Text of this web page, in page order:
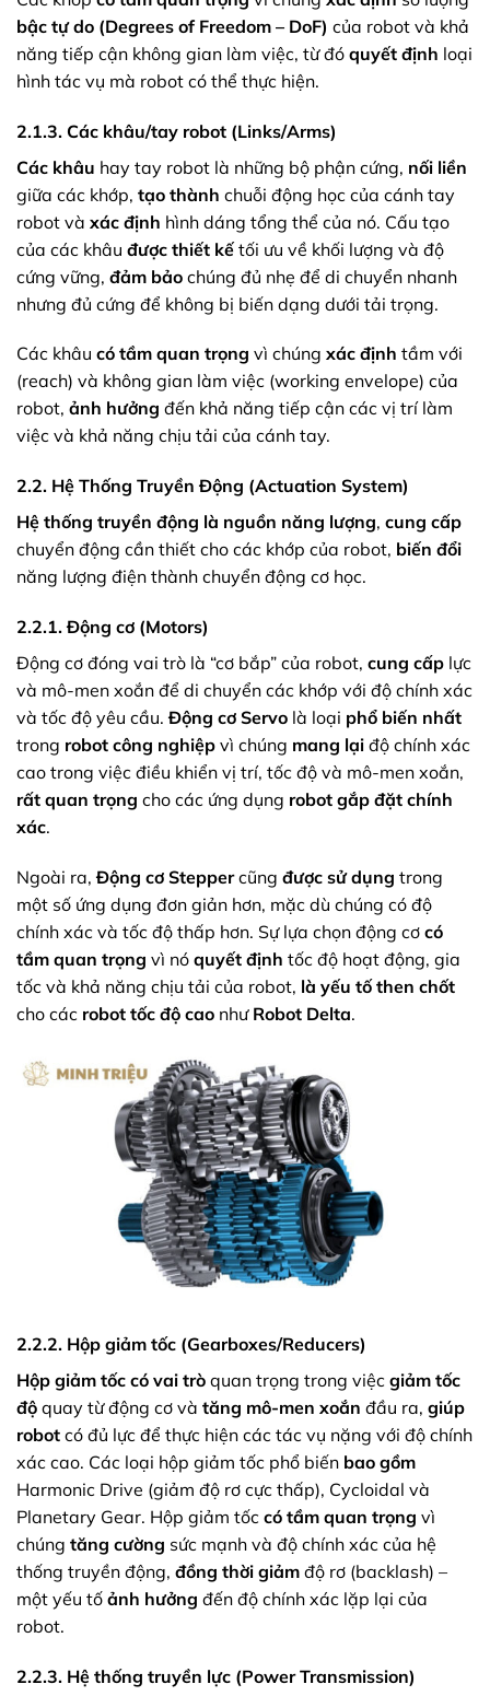
bậc tự do (Degrees of Freedom – DoF) của robot và khả
năng tiếp cận không gian làm việc, từ đó quyết định loại
hình tác vụ mà robot có thể thực hiện.
2.1.3. Các khâu/tay robot (Links/Arms)
Các khâu hay tay robot là những bộ phận cứng, nối liền
giữa các khớp, tạo thành chuỗi động học của cánh tay
robot và xác định hình dáng tổng thể của nó. Cấu tạo
của các khâu được thiết kế tối ưu về khối lượng và độ
cứng vững, đảm bảo chúng đủ nhẹ để di chuyển nhanh
nhưng đủ cứng để không bị biến dạng dưới tải trọng.
Các khâu có tầm quan trọng vì chúng xác định tầm với
(reach) và không gian làm việc (working envelope) của
robot, ảnh hưởng đến khả năng tiếp cận các vị trí làm
việc và khả năng chịu tải của cánh tay.
2.2. Hệ Thống Truyền Động (Actuation System)
Hệ thống truyền động là nguồn năng lượng, cung cấp
chuyển động cần thiết cho các khớp của robot, biến đổi
năng lượng điện thành chuyển động cơ học.
2.2.1. Động cơ (Motors)
Động cơ đóng vai trò là “cơ bắp” của robot, cung cấp lực
và mô-men xoắn để di chuyển các khớp với độ chính xác
và tốc độ yêu cầu.Động cơ Servo là loại phổ biến nhất
trong robot công nghiệp vì chúng mang lại độ chính xác
cao trong việc điều khiển vị trí, tốc độ và mô-men xoắn,
rất quan trọng cho các ứng dụng robot gắp đặt chính
xác.
Ngoài ra,Động cơ Steppercũng được sử dụng trong
một số ứng dụng đơn giản hơn, mặc dù chúng có độ
chính xác và tốc độ thấp hơn. Sự lựa chọn động cơ có
tầm quan trọng vì nó quyết định tốc độ hoạt động, gia
tốc và khả năng chịu tải của robot, là yếu tố then chốt
cho các robot tốc độ cao như Robot Delta.
2.2.2. Hộp giảm tốc (Gearboxes/Reducers)
Hộp giảm tốc có vai trò quan trọng trong việc giảm tốc
độ quay từ động cơ và tăng mô-men xoắn đầu ra, giúp
robot có đủ lực để thực hiện các tác vụ nặng với độ chính
xác cao. Các loại hộp giảm tốc phổ biến bao gồm
Harmonic Drive (giảm độ rơ cực thấp), Cycloidal và
Planetary Gear. Hộp giảm tốc có tầm quan trọng vì
chúng tăng cường sức mạnh và độ chính xác của hệ
thống truyền động, đồng thời giảm độ rơ (backlash) –
một yếu tố ảnh hưởng đến độ chính xác lặp lại của
robot.
2.2.3. Hệ thống truyền lực (Power Transmission)